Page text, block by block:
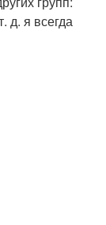
д. я всегда